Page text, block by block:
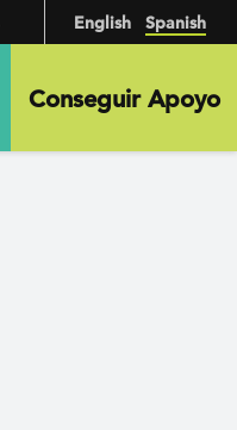
English Spanish
Conseguir Apoyo